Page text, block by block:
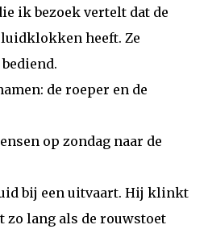
ik bezoek vertelt dat de
heeft. Ze
de roeper en de
op zondag naar de
bij een uitvaart. Hij klinkt
zo lang als de rouwstoet